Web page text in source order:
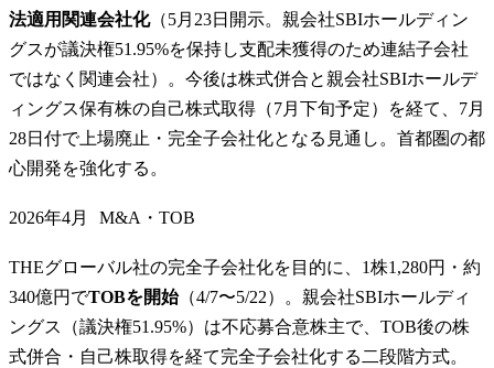
法適用関連会社化（5月23日開示。親会社SBIホールディン
グスが議決権51.95%を保持し支配未獲得のため連結子会社
ではなく関連会社）。今後は株式併合と親会社SBIホールデ
ィングス保有株の自己株式取得（7月下旬予定）を経て、7月
28日付で上場廃止・完全子会社化となる見通し。首都圏の都
心開発を強化する。
2026年4月 M&A・TOB
THEグローバル社の完全子会社化を目的に、1株1,280円・約
340億円でTOBを開始（4/7〜5/22）。親会社SBIホールディ
ングス（議決権51.95%）は不応募合意株主で、TOB後の株
式併合・自己株取得を経て完全子会社化する二段階方式。